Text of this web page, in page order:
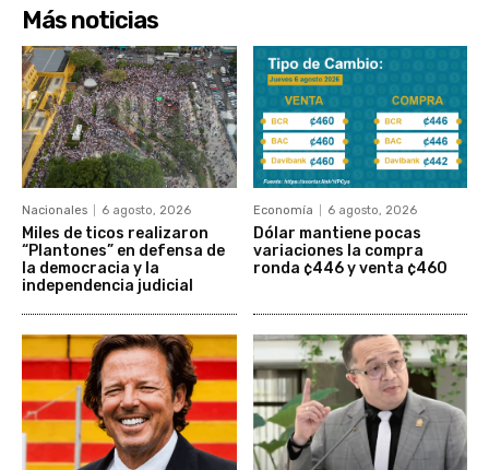
Más noticias
Nacionales 6 agosto, 2026
Miles de ticos realizaron
“Plantones” en defensa de
la democracia y la
independencia judicial
Economía 6 agosto, 2026
Dólar mantiene pocas
variaciones la compra
ronda ¢446 y venta ¢460